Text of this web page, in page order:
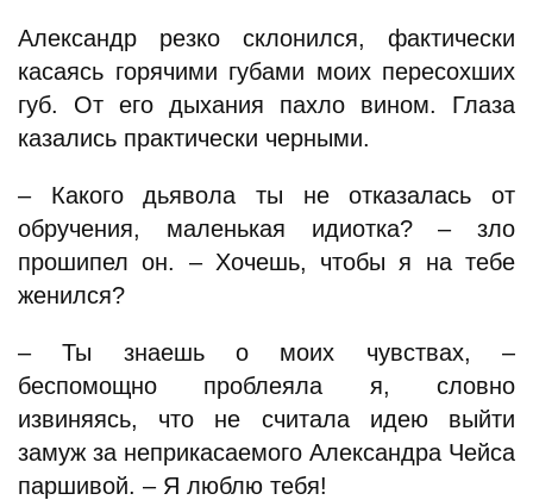
Александр резко склонился, фактически
касаясь горячими губами моих пересохших
губ. От его дыхания пахло вином. Глаза
казались практически черными.
– Какого дьявола ты не отказалась от
обручения, маленькая идиотка? – зло
прошипел он. – Хочешь, чтобы я на тебе
женился?
– Ты знаешь о моих чувствах, –
беспомощно проблеяла я, словно
извиняясь, что не считала идею выйти
замуж за неприкасаемого Александра Чейса
паршивой. – Я люблю тебя!